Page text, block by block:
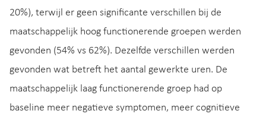
20%), terwijl er geen significante verschillen bij de
maatschappelijk hoog functionerende groepen werden
gevonden (54% vs 62%). Dezelfde verschillen werden
gevonden wat betreft het aantal gewerkte uren. De
maatschappelijk laag functionerende groep had op
baseline meer negatieve symptomen, meer cognitieve